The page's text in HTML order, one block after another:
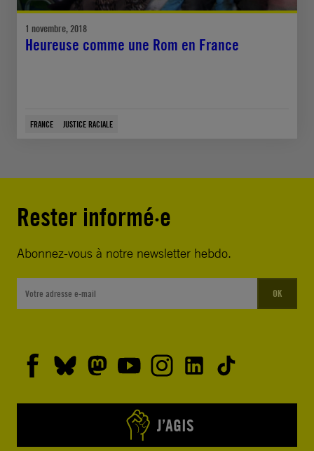
1 novembre, 2018
Heureuse comme une Rom en France
FRANCE JUSTICE RACIALE
Rester informé·e
Abonnez-vous à notre newsletter hebdo.
OK
J’AGIS